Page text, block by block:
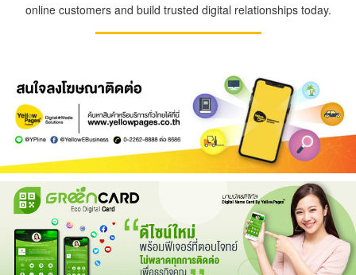
online customers and build trusted digital relationships today.